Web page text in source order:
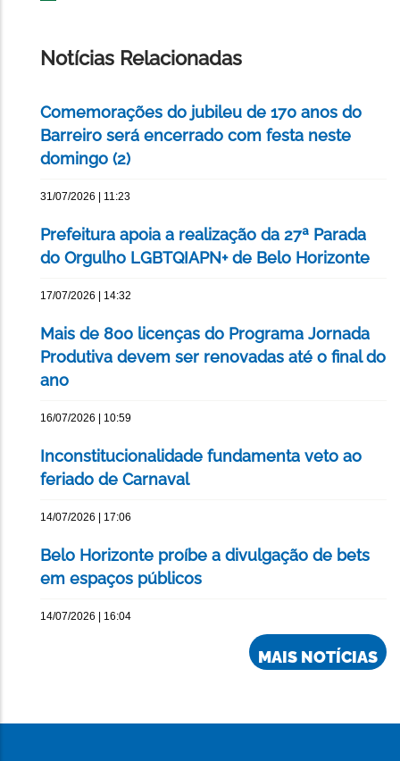
Notícias Relacionadas
Comemorações do jubileu de 170 anos do
Barreiro será encerrado com festa neste
domingo (2)
31/07/2026 | 11:23
Prefeitura apoia a realização da 27ª Parada
do Orgulho LGBTQIAPN+ de Belo Horizonte
17/07/2026 | 14:32
Mais de 800 licenças do Programa Jornada
Produtiva devem ser renovadas até o final do
ano
16/07/2026 | 10:59
Inconstitucionalidade fundamenta veto ao
feriado de Carnaval
14/07/2026 | 17:06
Belo Horizonte proíbe a divulgação de bets
em espaços públicos
14/07/2026 | 16:04
MAIS NOTÍCIAS